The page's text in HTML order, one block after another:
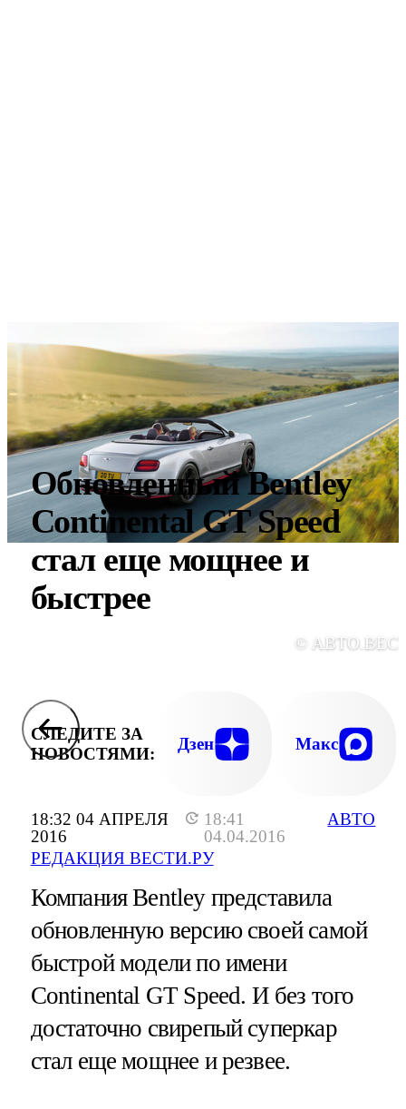
18:32 04 АПРЕЛЯ
2016
18:41
04.04.2016
РЕДАКЦИЯ ВЕСТИ.РУ
АВТО
Обновленный Bentley
Continental GT Speed
стал еще мощнее и
быстрее
©
СЛЕДИТЕ ЗА
НОВОСТЯМИ:
Дзен Макс
Компания Bentley представила
обновленную версию своей самой
быстрой модели по имени
Continental GT Speed. И без того
достаточно свирепый суперкар
стал еще мощнее и резвее.